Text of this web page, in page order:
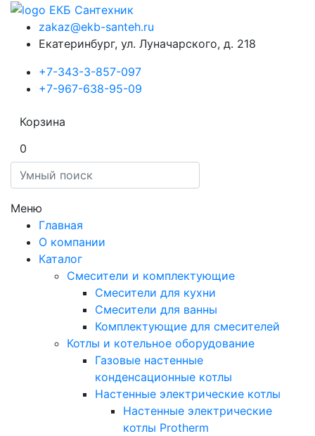
zakaz@ekb-santeh.ru
Екатеринбург, ул. Луначарского, д. 218
+7-343-3-857-097
+7-967-638-95-09
Корзина
0
Меню
Главная
О компании
Каталог
Смесители и комплектующие
Смесители для кухни
Смесители для ванны
Комплектующие для смесителей
Котлы и котельное оборудование
Газовые настенные
конденсационные котлы
Настенные электрические котлы
Настенные электрические
котлы Protherm